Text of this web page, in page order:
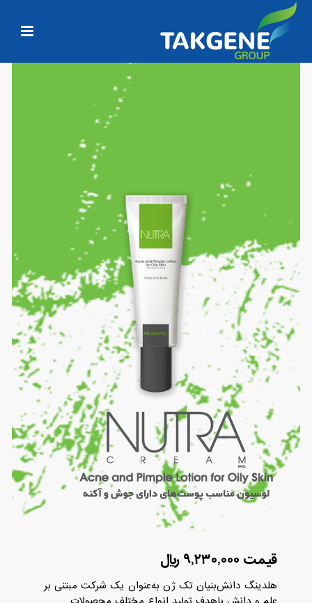
قیمت ۹,۲۳۰,۰۰۰ ریال
هلدینگ دانش‌بنیان تک ژن به‌عنوان یک شرکت مبتنی بر